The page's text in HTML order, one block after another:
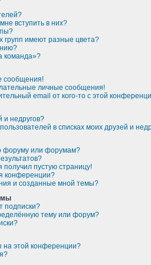
вступить в них?
групп имеют разные цвета?
команда»?
сообщения!
личные сообщения!
email от кого-то с этой
и недругов?
в списках моих друзей и
форуму или форумам?
получил пустую страницу!
конференции?
и созданные мной темы?
подписки?
тему или форум?
на этой конференции?